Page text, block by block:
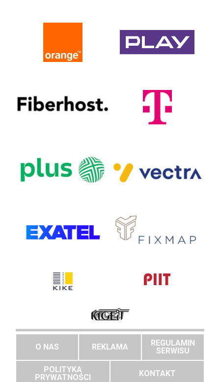
O NAS REKLAMA
REGULAMIN
SERWISU
POLITYKA
PRYWATNOŚCI
KONTAKT